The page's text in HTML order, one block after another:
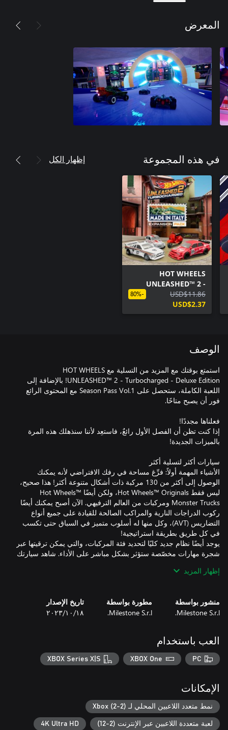
المعرض
في هذه المجموعة إظهار الكل
HOT WHEELS
UNLEASHED™ 2 -
Made in Italy
Expansion Pack
USD$11.86
USD$2.37
-80%
الوصف
استمتع بوقتك مع المزيد من التسلية مع HOT WHEELS
UNLEASHED™ 2 - Turbocharged - Deluxe Edition! بالإضافة إلى
اللعبة الكاملة، ستحصل على Season Pass Vol.1 مع المحتوى الرائع
إذا كنت تظن أن الفصل الأول رائعٌ، فاستعِد لأننا سنذهلك هذه المرة
الأشياء المهمة أولاً: فرِّغ مساحة في رفك الافتراضي لأنه يمكنك
الوصول إلى أكثر من 130 مركبة ذات أشكال متنوعة أكثر! هذا صحيح،
ليس فقط Hot Wheels™ Originals، ولكن أيضًا Hot Wheels™
Monster Trucks ومركبات من العالم الترفيهي. الآن أصبح يمكنك أيضًا
ركوب الدراجات النارية والمراكب الصالحة للقيادة على جميع أنواع
التضاريس (AVT)، وكل منها له أسلوب متميز في السباق حتى تكسب
يوجد أيضًا نظام جديد كليًا لتحديد فئة المركبات، والتي يمكن ترقيتها عبر
شجرة مهارات مخصّصة ستؤثر بشكل مباشر على الأداء. شاهد سيارتك
استكشِف 5 مواقع جديدة كليًا، وتعرّف على كل خباياها، وستشعر
الأراضي الجديدة هي مدخل جديد رائع ستجعل سباقاتك مثيرة أكثر
وتشكل المزيد من التحديات. ستؤثر الحشائش والرمال وغيرها بشكلٍ
مباشر على طريقة معالجة المركبة. تذكّر هذه المعلومة عندما تختار
قبل أن تذهل الخصوم بالانتصار الرائع، اتركهم عاجزين عن الكلام
التفاخر بالاندفاع الجانبي والوثب الفردي والمزدوج. استخدم هذه
المهارات بحكمة وفي الوقت المناسب لتتصادم بأعدائك وتُبعدهم عن
إظهار المزيد
منشور بواسطة
Milestone S.r.l.
مطورة بواسطة
Milestone S.r.l.
تاريخ الإصدار
١٨‏/١٠‏/٢٠٢٣
العب باستخدام
PC
XBOX One
XBOX Series X|S
الإمكانات
نمط متعدد اللاعبين المحلي لـ Xbox (2-2)
لعبة متعددة اللاعبين عبر الإنترنت (2-12) 4K Ultra HD